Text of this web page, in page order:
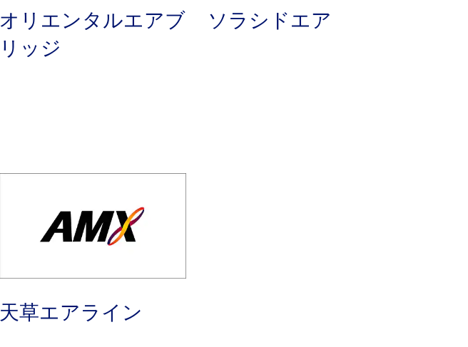
オリエンタルエアブ
リッジ
ソラシドエア
天草エアライン